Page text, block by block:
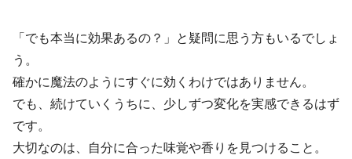
「でも本当に効果あるの？」と疑問に思う方もいるでしょ
う。
確かに魔法のようにすぐに効くわけではありません。
でも、続けていくうちに、少しずつ変化を実感できるはず
です。
大切なのは、自分に合った味覚や香りを見つけること。